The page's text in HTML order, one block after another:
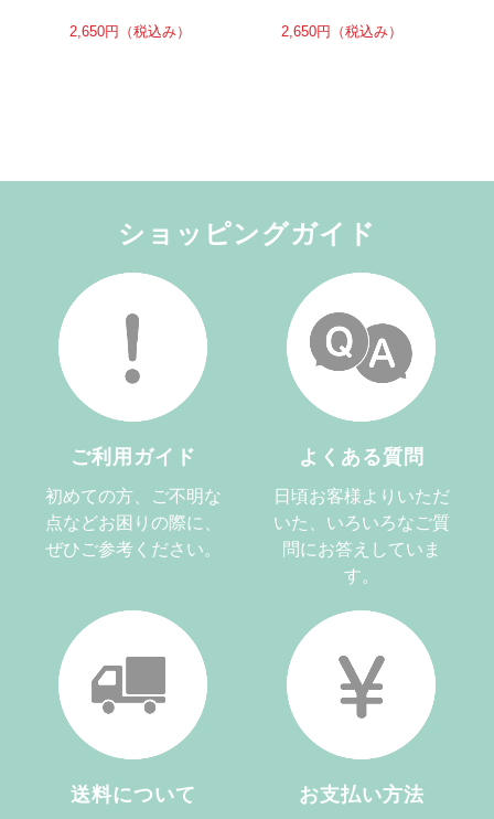
2,650円 （税込み） 2,650円 （税込み）
ショッピングガイド
ご利用ガイド
初めての方、ご不明な
点などお困りの際に、
ぜひご参考ください。
よくある質問
日頃お客様よりいただ
いた、いろいろなご質
問にお答えしていま
す。
送料について お支払い方法